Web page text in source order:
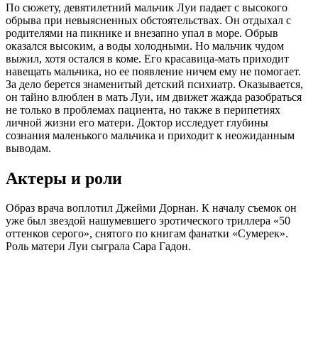
По сюжету, девятилетний мальчик Луи падает с высокого
обрыва при невыясненных обстоятельствах. Он отдыхал с
родителями на пикнике и внезапно упал в море. Обрыв
оказался высоким, а воды холодными. Но мальчик чудом
выжил, хотя остался в коме. Его красавица-мать приходит
навещать мальчика, но ее появление ничем ему не помогает.
За дело берется знаменитый детский психиатр. Оказывается,
он тайно влюблен в мать Луи, им движет жажда разобраться
не только в проблемах пациента, но также в перипетиях
личной жизни его матери. Доктор исследует глубины
сознания маленького мальчика и приходит к неожиданным
выводам.
Актеры и роли
Образ врача воплотил Джейми Дорнан. К началу съемок он
уже был звездой нашумевшего эротического триллера «50
оттенков серого», снятого по книгам фанатки «Сумерек».
Роль матери Луи сыграла Сара Гадон.